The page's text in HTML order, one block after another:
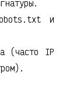
robots.txt и
(часто IP